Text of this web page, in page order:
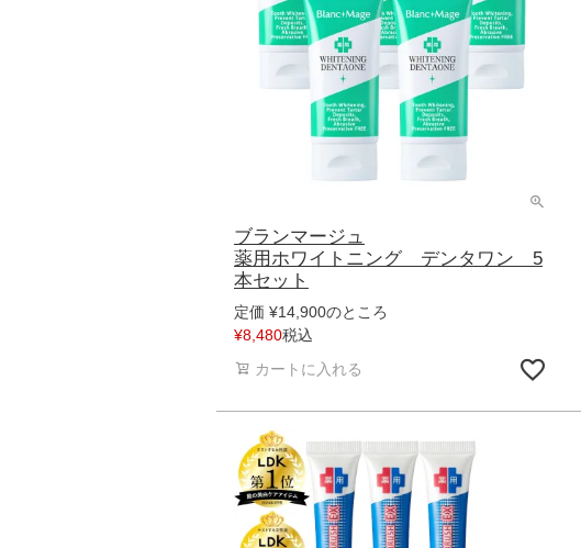
ブランマージュ
薬用ホワイトニング デンタワン 5
本セット
定価 ¥14,900のところ
¥8,480税込
カートに入れる